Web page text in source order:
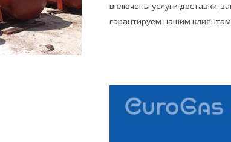
включены услуги доставки,
гарантируем нашим клиентам